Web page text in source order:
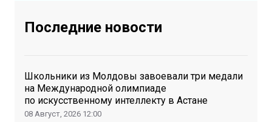
Последние новости
Школьники из Молдовы завоевали три медали
на Международной олимпиаде
по искусственному интеллекту в Астане
08 Август, 2026 12:00